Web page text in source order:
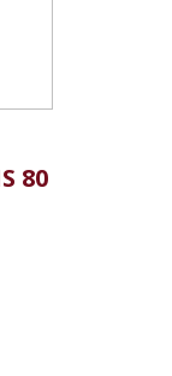
80